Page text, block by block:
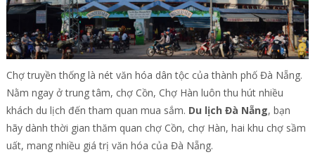
Chợ truyền thống là nét văn hóa dân tộc của thành phố Đà Nẵng.
Nằm ngay ở trung tâm, chợ Cồn, Chợ Hàn luôn thu hút nhiều
khách du lịch đến tham quan mua sắm. Du lịch Đà Nẵng, bạn
hãy dành thời gian thăm quan chợ Cồn, chợ Hàn, hai khu chợ sầm
uất, mang nhiều giá trị văn hóa của Đà Nẵng.